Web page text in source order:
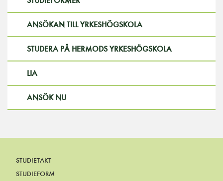
ANSÖKAN TILL YRKESHÖGSKOLA
STUDERA PÅ HERMODS YRKESHÖGSKOLA
LIA
ANSÖK NU
STUDIETAKT
STUDIEFORM